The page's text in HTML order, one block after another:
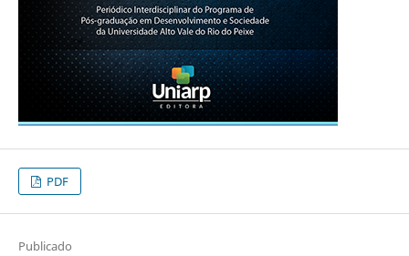
PDF
Publicado